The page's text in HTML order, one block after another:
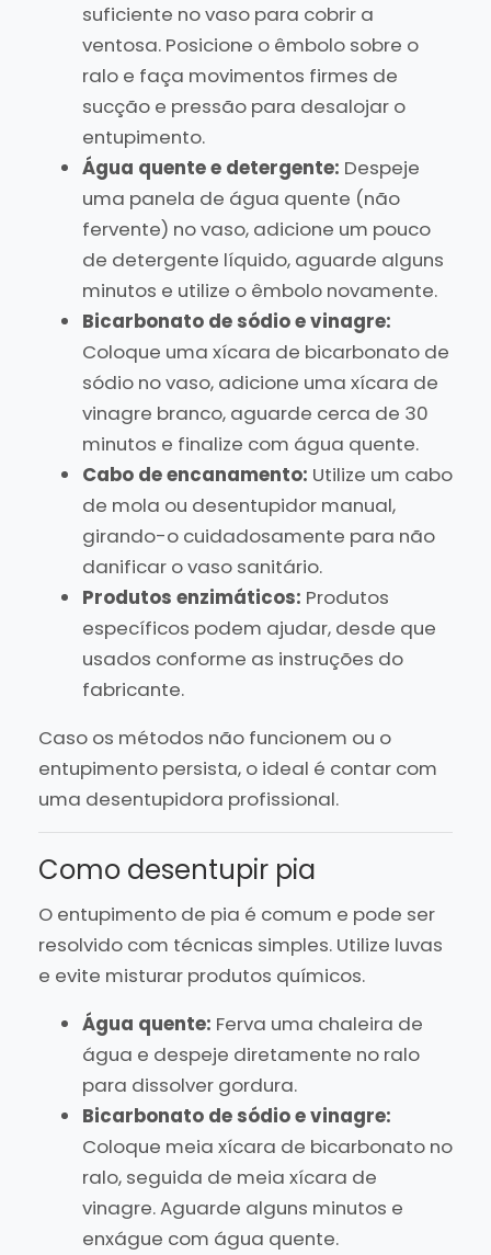
suficiente no vaso para cobrir a
ventosa. Posicione o êmbolo sobre o
ralo e faça movimentos firmes de
sucção e pressão para desalojar o
entupimento.
Água quente e detergente: Despeje
uma panela de água quente (não
fervente) no vaso, adicione um pouco
de detergente líquido, aguarde alguns
minutos e utilize o êmbolo novamente.
Bicarbonato de sódio e vinagre:
Coloque uma xícara de bicarbonato de
sódio no vaso, adicione uma xícara de
vinagre branco, aguarde cerca de 30
minutos e finalize com água quente.
Cabo de encanamento: Utilize um cabo
de mola ou desentupidor manual,
girando-o cuidadosamente para não
danificar o vaso sanitário.
Produtos enzimáticos: Produtos
específicos podem ajudar, desde que
usados conforme as instruções do
fabricante.
Caso os métodos não funcionem ou o
entupimento persista, o ideal é contar com
uma desentupidora profissional.
Como desentupir pia
O entupimento de pia é comum e pode ser
resolvido com técnicas simples. Utilize luvas
e evite misturar produtos químicos.
Água quente: Ferva uma chaleira de
água e despeje diretamente no ralo
para dissolver gordura.
Bicarbonato de sódio e vinagre:
Coloque meia xícara de bicarbonato no
ralo, seguida de meia xícara de
vinagre. Aguarde alguns minutos e
enxágue com água quente.